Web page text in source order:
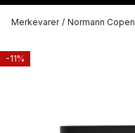
Merkevarer / Normann
-11%